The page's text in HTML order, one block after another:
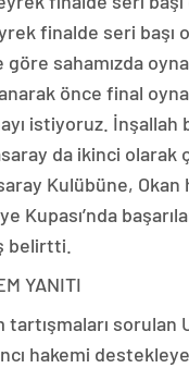
finalde seri başı
sahamızda
önce final
istiyoruz.
da ikinci
Kulübüne,
Kupası’nda
belirtti.
YANITI
tartışmaları sorulan
hakemi